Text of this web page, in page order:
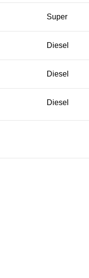
Super
Diesel
Diesel
Diesel